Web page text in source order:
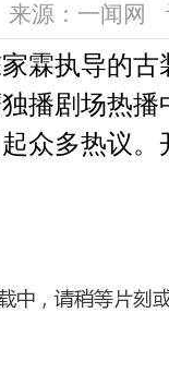
源：一闻网
执导的古
播剧场热
众多热议